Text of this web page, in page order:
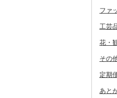
美
カ
そ
券
文
キ
日
サ
ア
そ
ス
シ
石
入
ア
ファ
鞄
和
靴
工芸
陶
そ
花・
観
花
その
地
定期
あと